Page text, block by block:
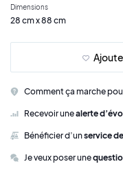
Dimensions
28 cm x 88 cm
Comment ça marche
Recevoir unealerte
Bénéficier d’unservice
Je veux poser une